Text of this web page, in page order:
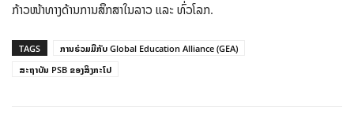
ກ້າວໜ້າທາງດ້ານການສຶກສາໃນລາວ ແລະ ທົ່ວໂລກ.
TAGS
ການຮ່ວມມືກັບ Global Education Alliance (GEA)
ສະຖາບັນ PSB ຂອງສິງກະໂປ